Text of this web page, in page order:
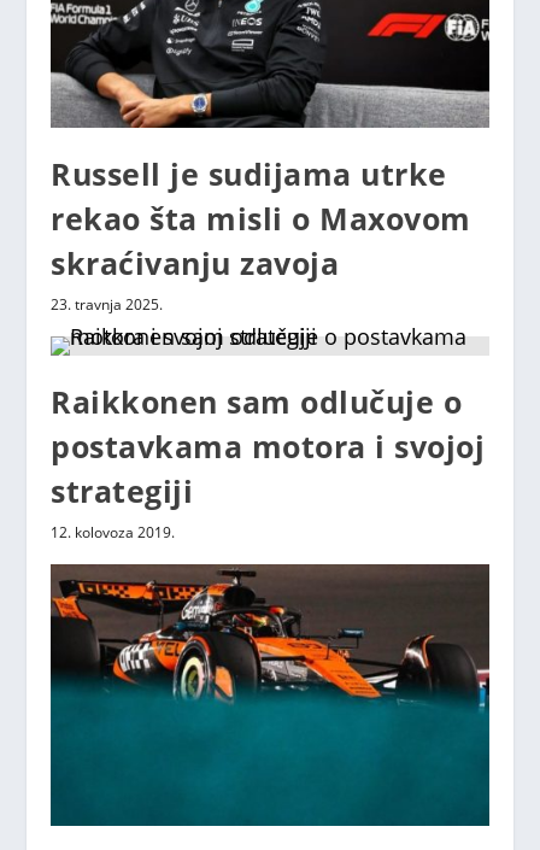
Russell je sudijama utrke
rekao šta misli o Maxovom
skraćivanju zavoja
23. travnja 2025.
Raikkonen sam odlučuje o
postavkama motora i svojoj
strategiji
12. kolovoza 2019.